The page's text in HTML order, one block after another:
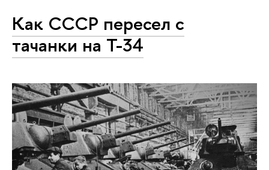
Как СССР пересел с
тачанки на Т-34